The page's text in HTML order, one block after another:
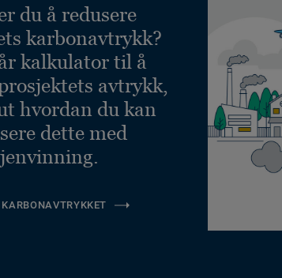
du å redusere
karbonavtrykk?
kalkulator til å
avtrykk,
hvordan du kan
dette med
KARBONAVTRYKKET